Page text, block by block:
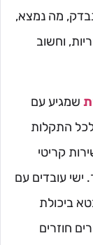
מה נמצא,
וחשוב
שמגיע עם
לכל התקלות
קריטי
עובדים עם
שמתבטא ביכולת
חוזרים